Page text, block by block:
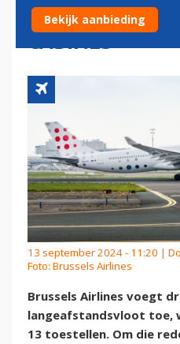
GROTERE
CABINES
13 september 2024 - 11:20 |
Foto: Brussels Airlines
Brussels Airlines voegt
langeafstandsvloot
13 toestellen. Om die
Bekijk aanbieding